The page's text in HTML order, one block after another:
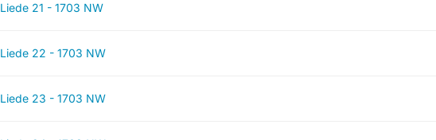
Liede 21 - 1703 NW
Liede 22 - 1703 NW
Liede 23 - 1703 NW